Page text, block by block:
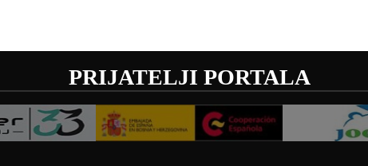
PRIJATELJI PORTALA